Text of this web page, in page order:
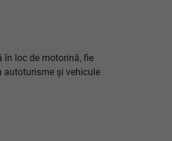
în loc de motorină, fie
autoturisme și vehicule